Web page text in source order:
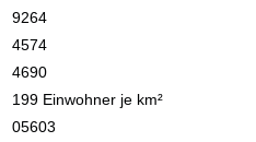
9264
4574
4690
199 Einwohner je km²
05603